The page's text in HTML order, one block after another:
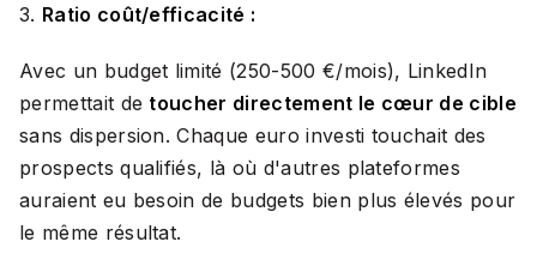
3. Ratio coût/efficacité :
Avec un budget limité (250-500 €/mois), LinkedIn
permettait de toucher directement le cœur de cible
sans dispersion. Chaque euro investi touchait des
prospects qualifiés, là où d'autres plateformes
auraient eu besoin de budgets bien plus élevés pour
le même résultat.